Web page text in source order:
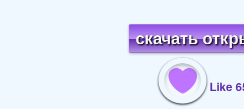
скачать
Like